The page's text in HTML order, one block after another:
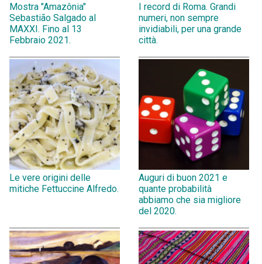
Mostra "Amazônia"
Sebastião Salgado al
MAXXI. Fino al 13
Febbraio 2021.
I record di Roma. Grandi
numeri, non sempre
invidiabili, per una grande
città.
Le vere origini delle
mitiche Fettuccine Alfredo.
Auguri di buon 2021 e
quante probabilità
abbiamo che sia migliore
del 2020.